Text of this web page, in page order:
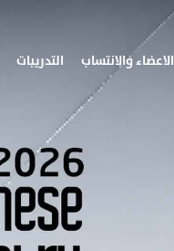
الاعضاء والانتساب التدريبات